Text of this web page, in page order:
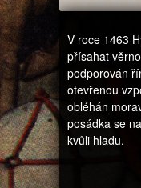
V roce 1463
přísahat
podporován
otevřenou
obléhán
posádka se
kvůli hladu.